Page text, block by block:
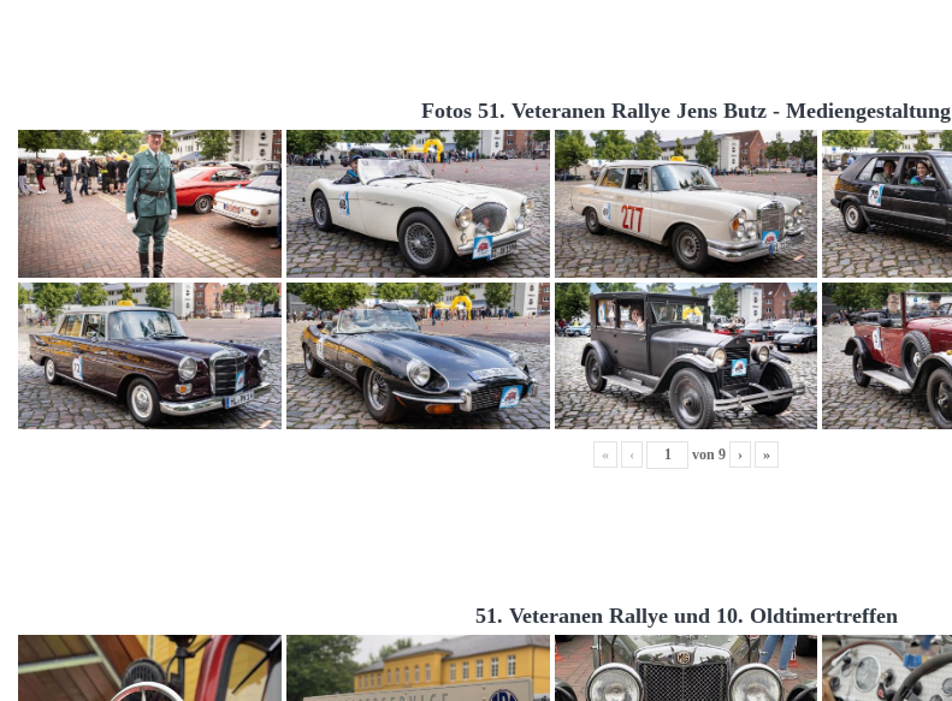
Fotos 51. Veteranen Rallye Jens Butz - Mediengestaltung
« ‹ von 9 › »
51. Veteranen Rallye und 10. Oldtimertreffen